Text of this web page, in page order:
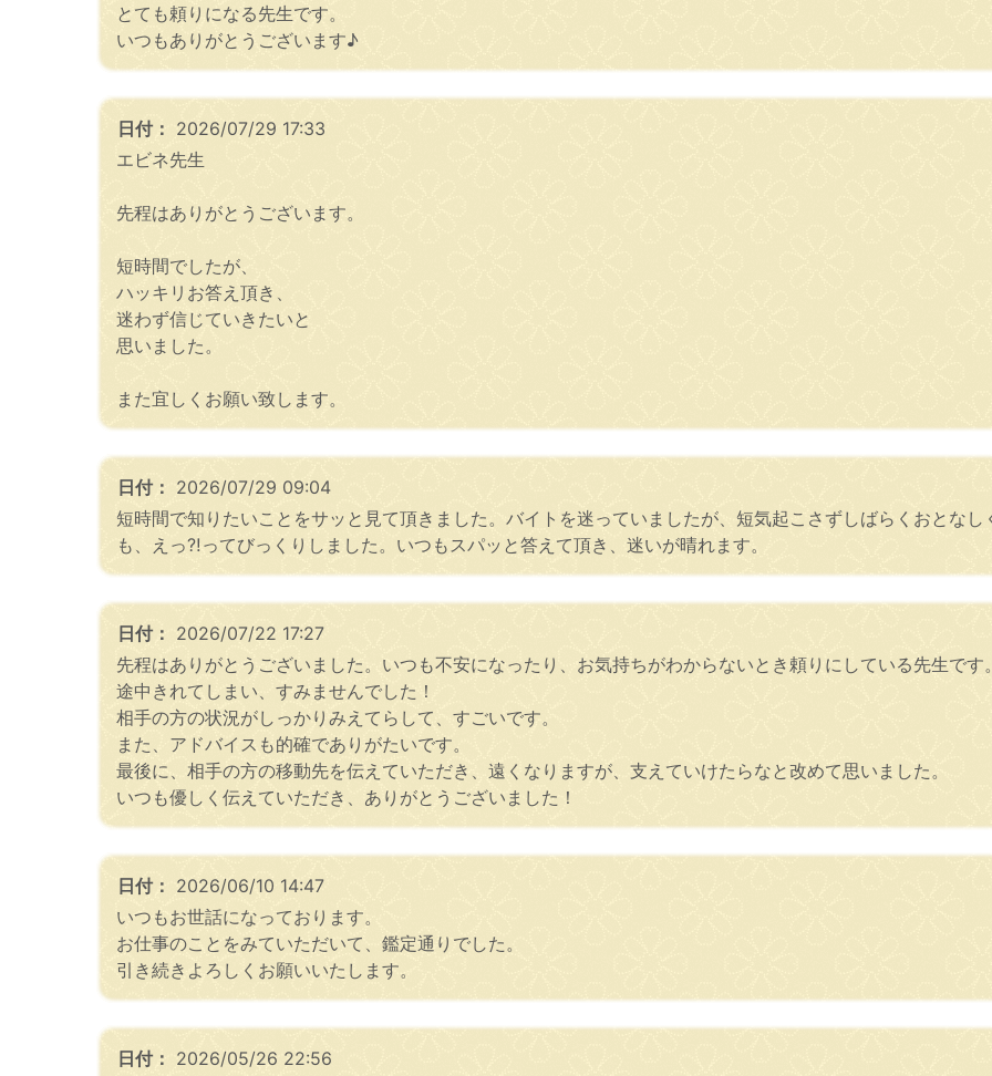
とても頼りになる先生です。
いつもありがとうございます♪
日付： 2026/07/29 17:33
エビネ先生
先程はありがとうございます。
短時間でしたが、
ハッキリお答え頂き、
迷わず信じていきたいと
思いました。
また宜しくお願い致します。
日付： 2026/07/29 09:04
短時間で知りたいことをサッと見て頂きました。バイトを迷っていましたが、短気起こさずしばらくおとな
も、えっ⁈ってびっくりしました。いつもスパッと答えて頂き、迷いが晴れます。
日付： 2026/07/22 17:27
先程はありがとうございました。いつも不安になったり、お気持ちがわからないとき頼りにしている先生です
途中きれてしまい、すみませんでした！
相手の方の状況がしっかりみえてらして、すごいです。
また、アドバイスも的確でありがたいです。
最後に、相手の方の移動先を伝えていただき、遠くなりますが、支えていけたらなと改めて思いました。
いつも優しく伝えていただき、ありがとうございました！
日付： 2026/06/10 14:47
いつもお世話になっております。
お仕事のことをみていただいて、鑑定通りでした。
引き続きよろしくお願いいたします。
日付： 2026/05/26 22:56